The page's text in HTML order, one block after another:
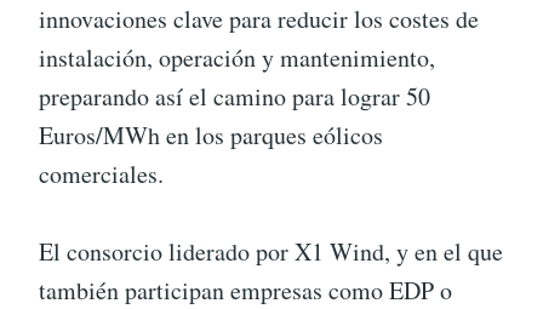
innovaciones clave para reducir los costes de
instalación, operación y mantenimiento,
preparando así el camino para lograr 50
Euros/MWh en los parques eólicos
comerciales.
El consorcio liderado por X1 Wind, y en el que
también participan empresas como EDP o